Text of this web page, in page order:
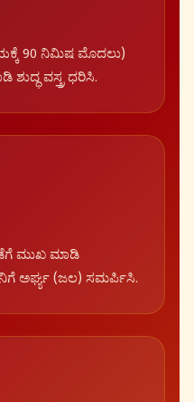
90 ನಿಮಿಷ ಮೊದಲು)
ವಸ್ತ್ರ ಧರಿಸಿ.
ಮುಖ ಮಾಡಿ
ಅರ್ಘ್ಯ (ಜಲ) ಸಮರ್ಪಿಸಿ.